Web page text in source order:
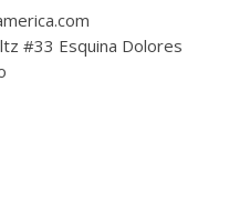
#33 Esquina Dolores